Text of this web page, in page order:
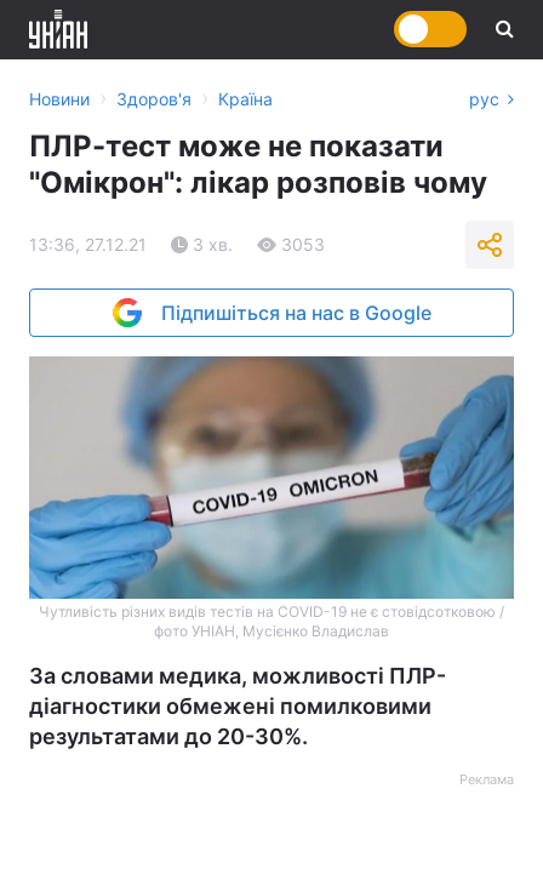
Новини › Здоров'я › Країна рус
ПЛР-тест може не показати
"Омікрон": лікар розповів чому
13:36, 27.12.21 3 хв. 3053
Підпишіться на нас в Google
Чутливість різних видів тестів на COVID-19 не є стовідсотковою /
фото УНІАН, Мусієнко Владислав
За словами медика, можливості ПЛР-
діагностики обмежені помилковими
результатами до 20-30%.
Реклама